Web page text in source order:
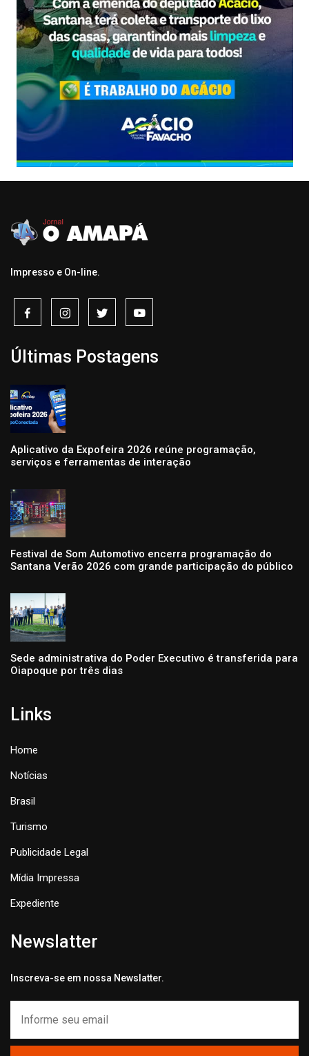
Impresso e On-line.
Últimas Postagens
Aplicativo da Expofeira 2026 reúne programação,
serviços e ferramentas de interação
Festival de Som Automotivo encerra programação do
Santana Verão 2026 com grande participação do público
Sede administrativa do Poder Executivo é transferida para
Oiapoque por três dias
Links
Home
Notícias
Brasil
Turismo
Publicidade Legal
Mídia Impressa
Expediente
Newslatter
Inscreva-se em nossa Newslatter.